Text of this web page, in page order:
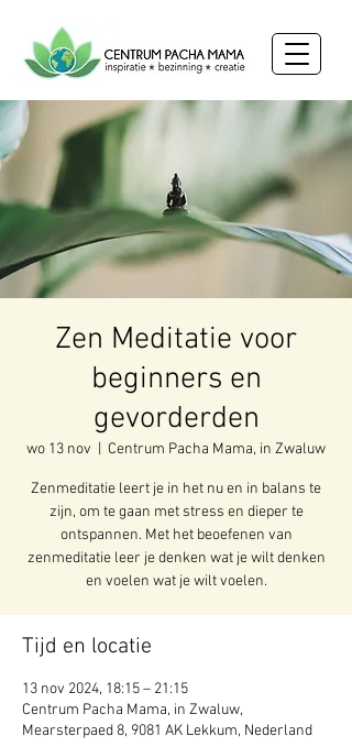
Zen Meditatie voor
beginners en
gevorderden
wo 13 nov Centrum Pacha Mama, in Zwaluw
Zenmeditatie leert je in het nu en in balans te
zijn, om te gaan met stress en dieper te
ontspannen. Met het beoefenen van
zenmeditatie leer je denken wat je wilt denken
en voelen wat je wilt voelen.
Tijd en locatie
13 nov 2024, 18:15 – 21:15
Centrum Pacha Mama, in Zwaluw,
Mearsterpaed 8, 9081 AK Lekkum, Nederland